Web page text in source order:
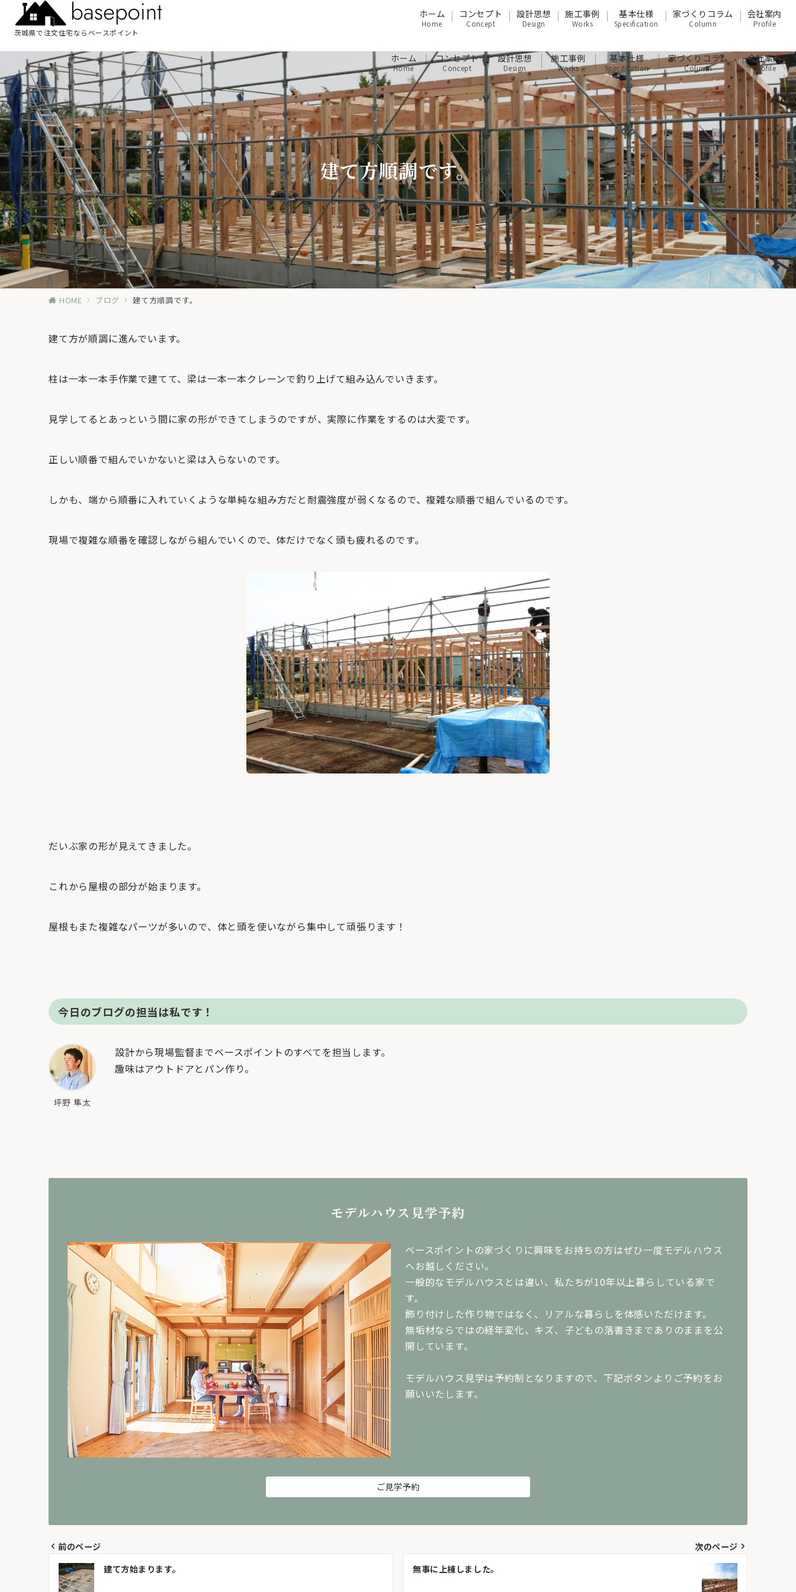
茨城県で注文住宅ならベースポイント
ホーム
Home
コンセプト
Concept
設計思想
Design
施工事例
Works
基本仕様
Specification
家づくりコラム
Column
会社案内
Profile
ホーム
Home
コンセプト
Concept
設計思想
Design
施工事例
Works
基本仕様
Specification
家づくりコラム
Column
会社案内
Profile
建て方順調です。
HOME ブログ 建て方順調です。
建て方が順調に進んでいます。
柱は一本一本手作業で建てて、梁は一本一本クレーンで釣り上げて組み込んでいきます。
見学してるとあっという間に家の形ができてしまうのですが、実際に作業をするのは大変です。
正しい順番で組んでいかないと梁は入らないのです。
しかも、端から順番に入れていくような単純な組み方だと耐震強度が弱くなるので、複雑な順番で組んでいるのです。
現場で複雑な順番を確認しながら組んでいくので、体だけでなく頭も疲れるのです。
だいぶ家の形が見えてきました。
これから屋根の部分が始まります。
屋根もまた複雑なパーツが多いので、体と頭を使いながら集中して頑張ります！
今日のブログの担当は私です！
坪野 隼太
設計から現場監督までベースポイントのすべてを担当します。
趣味はアウトドアとパン作り。
モデルハウス見学予約
ベースポイントの家づくりに興味をお持ちの方はぜひ一度モデルハウス
へお越しください。
一般的なモデルハウスとは違い、私たちが10年以上暮らしている家で
す。
飾り付けした作り物ではなく、リアルな暮らしを体感いただけます。
無垢材ならではの経年変化、キズ、子どもの落書きまでありのままを公
開しています。
モデルハウス見学は予約制となりますので、下記ボタンよりご予約をお
願いいたします。
ご見学予約
投
稿
前のページ
建て方始まります。
次のページ
無事に上棟しました。